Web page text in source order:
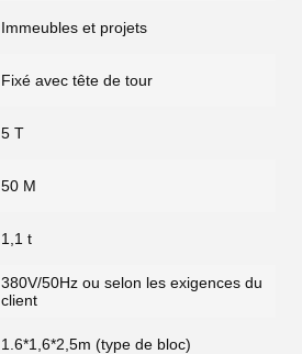
Immeubles et projets
Fixé avec tête de tour
5 T
50 M
1,1 t
380V/50Hz ou selon les exigences du
client
1.6*1,6*2,5m (type de bloc)